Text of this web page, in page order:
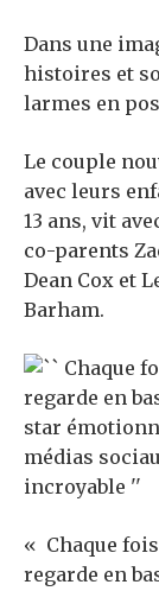
Dans une
histoires et
larmes en
Le couple
avec leurs
13 ans, vit
co-parents
Dean Cox et
Barham.
« Chaque
regarde en